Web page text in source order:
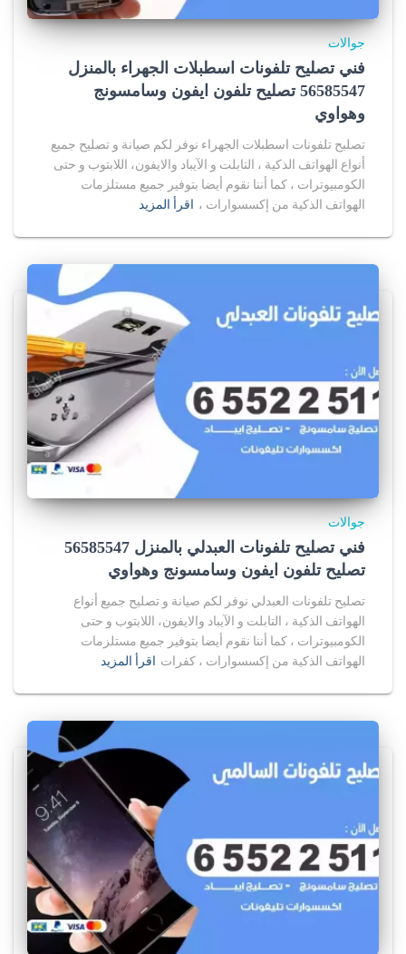
جوالات
فني تصليح تلفونات اسطبلات الجهراء بالمنزل
56585547 تصليح تلفون ايفون وسامسونج
وهواوي
تصليح تلفونات اسطبلات الجهراء نوفر لكم صيانة و تصليح جميع
أنواع الهواتف الذكية ، التابلت و الآيباد والايفون، اللابتوب و حتى
الكومبيوترات ، كما أننا نقوم أيضا بتوفير جميع مستلزمات
الهواتف الذكية من إكسسوارات ، اقرأ المزيد
جوالات
فني تصليح تلفونات العبدلي بالمنزل 56585547
تصليح تلفون ايفون وسامسونج وهواوي
تصليح تلفونات العبدلي نوفر لكم صيانة و تصليح جميع أنواع
الهواتف الذكية ، التابلت و الآيباد والايفون، اللابتوب و حتى
الكومبيوترات ، كما أننا نقوم أيضا بتوفير جميع مستلزمات
الهواتف الذكية من إكسسوارات ، كفرات اقرأ المزيد